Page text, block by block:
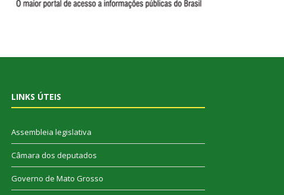
LINKS ÚTEIS
Assembleia legislativa
Câmara dos deputados
Governo de Mato Grosso